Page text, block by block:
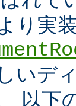
り実
いデ
以下